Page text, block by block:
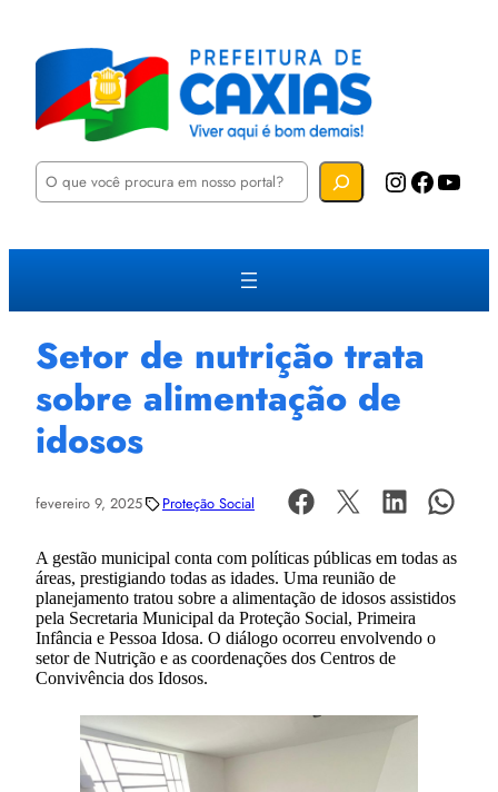
P
u
a
Instagram Facebook YouTube
Setor de nutrição trata
sobre alimentação de
idosos
fevereiro 9, 2025 Proteção Social
A gestão municipal conta com políticas públicas em todas as
áreas, prestigiando todas as idades. Uma reunião de
planejamento tratou sobre a alimentação de idosos assistidos
pela Secretaria Municipal da Proteção Social, Primeira
Infância e Pessoa Idosa. O diálogo ocorreu envolvendo o
setor de Nutrição e as coordenações dos Centros de
Convivência dos Idosos.